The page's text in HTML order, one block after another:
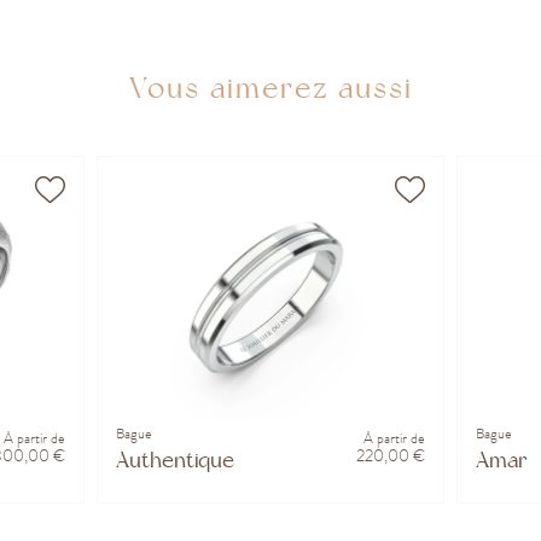
Vous aimerez aussi
À partir de
€
Bague
Authentique
À partir de
220,00 €
Bague
Amar